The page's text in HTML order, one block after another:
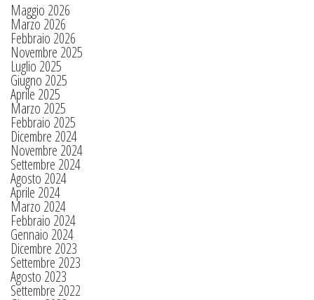
Maggio 2026
Marzo 2026
Febbraio 2026
Novembre 2025
Luglio 2025
Giugno 2025
Aprile 2025
Marzo 2025
Febbraio 2025
Dicembre 2024
Novembre 2024
Settembre 2024
Agosto 2024
Aprile 2024
Marzo 2024
Febbraio 2024
Gennaio 2024
Dicembre 2023
Settembre 2023
Agosto 2023
Settembre 2022